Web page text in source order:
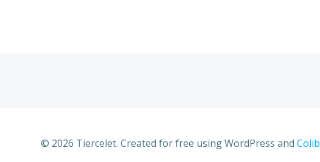
© 2026 Tiercelet. Created for free using WordPress and